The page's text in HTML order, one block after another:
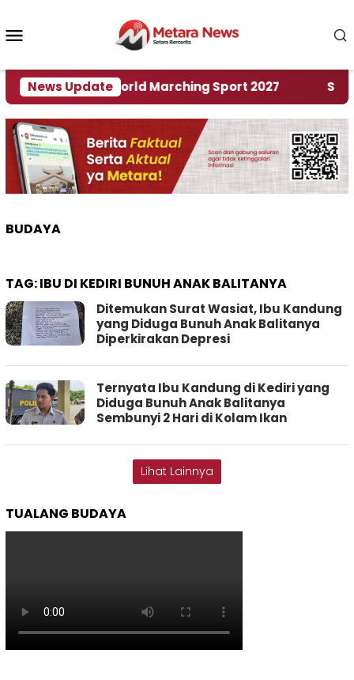
konten
News Update
Rumah World Marching Sport 2027 ‎Soal
BUDAYA
TAG:IBU DI KEDIRI BUNUH ANAK BALITANYA
Ditemukan Surat Wasiat, Ibu Kandung
yang Diduga Bunuh Anak Balitanya
Diperkirakan Depresi
Ternyata Ibu Kandung di Kediri yang
Diduga Bunuh Anak Balitanya
Sembunyi 2 Hari di Kolam Ikan
Lihat Lainnya
TUALANG BUDAYA